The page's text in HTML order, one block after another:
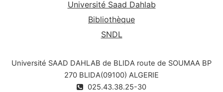
Université Saad Dahlab
Bibliothèque
SNDL
Université SAAD DAHLAB de BLIDA route de SOUMAA BP
270 BLIDA(09100) ALGERIE
025.43.38.25-30